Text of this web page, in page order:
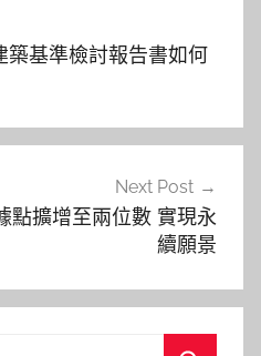
築基準檢討報告書如何
Next Post
點擴增至兩位數 實現永
續願景